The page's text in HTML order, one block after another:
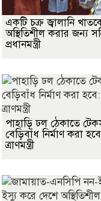
একটি চক্র জ্বালানি
অস্থিতিশীল করার জন্য
প্রধানমন্ত্রী
পাহাড়ি ঢল ঠেকাতে
বেড়িবাঁধ নির্মাণ করা
ত্রাণমন্ত্রী